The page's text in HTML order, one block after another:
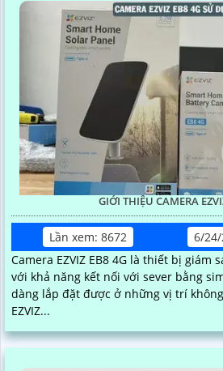
GIỚI THIỆU CAMERA
Lần xem: 8672
6/24/
Camera EZVIZ EB8 4G là thiết bị giám
với khả năng kết nối với sever bằng
dàng lắp đặt được ở những vị trí không có
EZVIZ...